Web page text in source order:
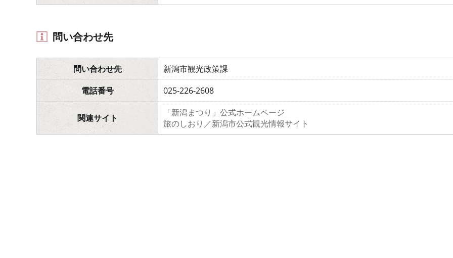
問い合わせ先
問い合わせ先
新潟市観光政策課
電話番号
025-226-2608
関連サイト
「新潟まつり」公式ホームページ
旅のしおり／新潟市公式観光情報サイト